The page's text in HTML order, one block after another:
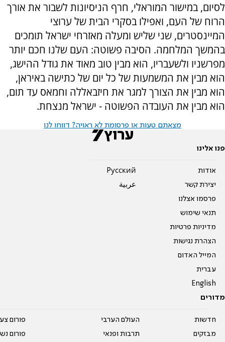
לסיום, במישור המוראלי, חרף הניסיונות לשבור את אורך
הרוח של העם, ואפילו בסקרי הבית של ערוצי
המיינסטרים, שני שליש ומעלה מאזרחי ישראל תומכים
בהמשך המלחמה. הסיבה פשוטה: העם שלנו חכם יותר
מפרשניו ולשעבריו, הוא מבין טוב מאוד את גודל ההישג,
הוא מבין את המשמעות של כל יום של כתישה באיראן,
הוא מבין את הצורך למגר את חיזבאללה וחמאס עד תום,
הוא מבין את העובדה הפשוטה - ישראל מנצחת.
מצאתם טעות או פרסומת לא ראויה? דווחו לנו
פנו אלינו
אודות
יצירת קשר
פרסמו אצלנו
תנאי שימוש
מדיניות פרטיות
הצהרת נגישות
המייל האדום
עברית
English
Pусский
عربية
מדורים
חדשות
מבזקים
העולם הערבי
תרבות ופנאי
פורום
פורום